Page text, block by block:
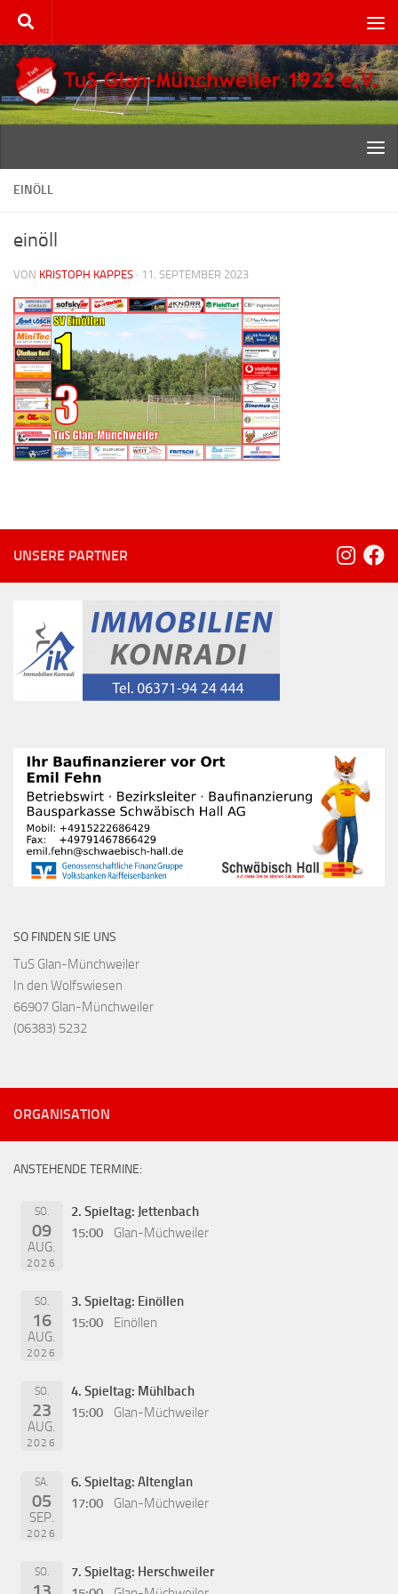
Zum Inhalt springen
EINÖLL
einöll
VON KRISTOPH KAPPES · 11. SEPTEMBER 2023
UNSERE PARTNER
SO FINDEN SIE UNS
TuS Glan-Münchweiler
In den Wolfswiesen
66907 Glan-Münchweiler
(06383) 5232
ORGANISATION
ANSTEHENDE TERMINE:
SO.
09
AUG.
2026
2. Spieltag: Jettenbach
15:00
Glan-Müchweiler
SO.
16
AUG.
2026
3. Spieltag: Einöllen
15:00
Einöllen
SO.
23
AUG.
2026
4. Spieltag: Mühlbach
15:00
Glan-Müchweiler
SA.
05
SEP.
2026
6. Spieltag: Altenglan
17:00
Glan-Müchweiler
SO.
7. Spieltag: Herschweiler